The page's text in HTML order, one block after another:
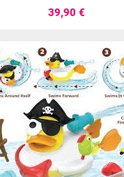
e
si
Negozio
Personale
. Ci
39,90 €